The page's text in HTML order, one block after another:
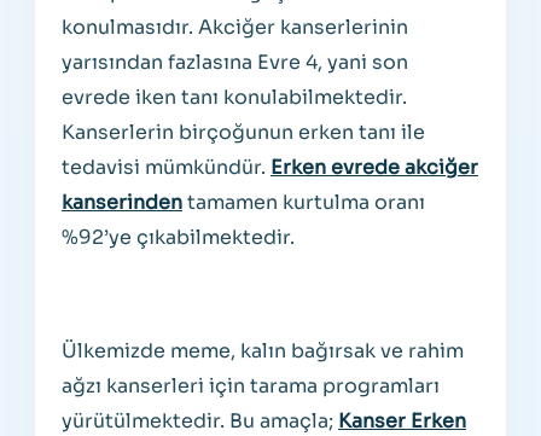
konulmasıdır. Akciğer kanserlerinin
yarısından fazlasına Evre 4, yani son
evrede iken tanı konulabilmektedir.
Kanserlerin birçoğunun erken tanı ile
tedavisi mümkündür. Erken evrede akciğer
kanserindentamamen kurtulma oranı
%92’ye çıkabilmektedir.
Ülkemizde meme, kalın bağırsak ve rahim
ağzı kanserleri için tarama programları
yürütülmektedir. Bu amaçla; Kanser Erken